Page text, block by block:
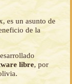
es un asunto de
de la
libre, por